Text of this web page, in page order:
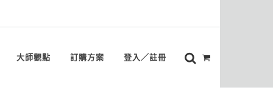
大師觀點 訂購方案 登入／註冊